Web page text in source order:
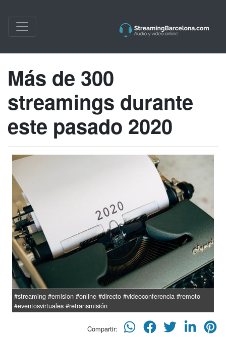
Más de 300
streamings durante
este pasado 2020
#streaming #emision #online #directo #videoconferencia #remoto
#eventosvirtuales #retransmisión
Compartir: